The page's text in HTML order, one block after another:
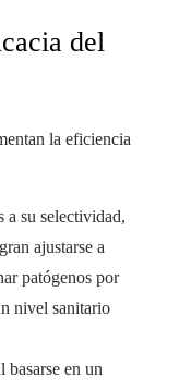
del
la eficiencia
a su selectividad,
ajustarse a
patógenos por
nivel sanitario
basarse en un